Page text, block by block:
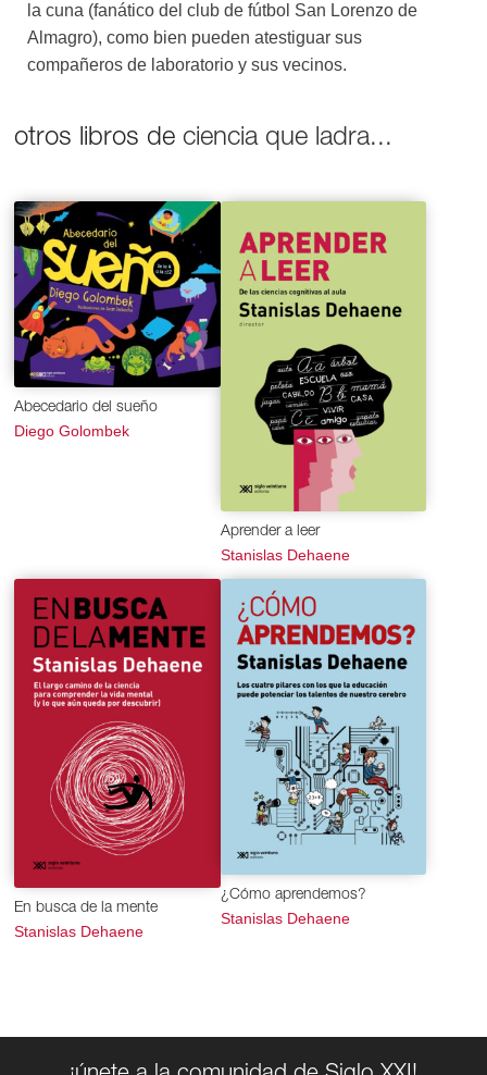
la cuna (fanático del club de fútbol San Lorenzo de
Almagro), como bien pueden atestiguar sus
compañeros de laboratorio y sus vecinos.
otros libros deciencia que ladra...
Abecedario del sueño
Diego Golombek
Aprender a leer
Stanislas Dehaene
En busca de la mente
Stanislas Dehaene
¿Cómo aprendemos?
Stanislas Dehaene